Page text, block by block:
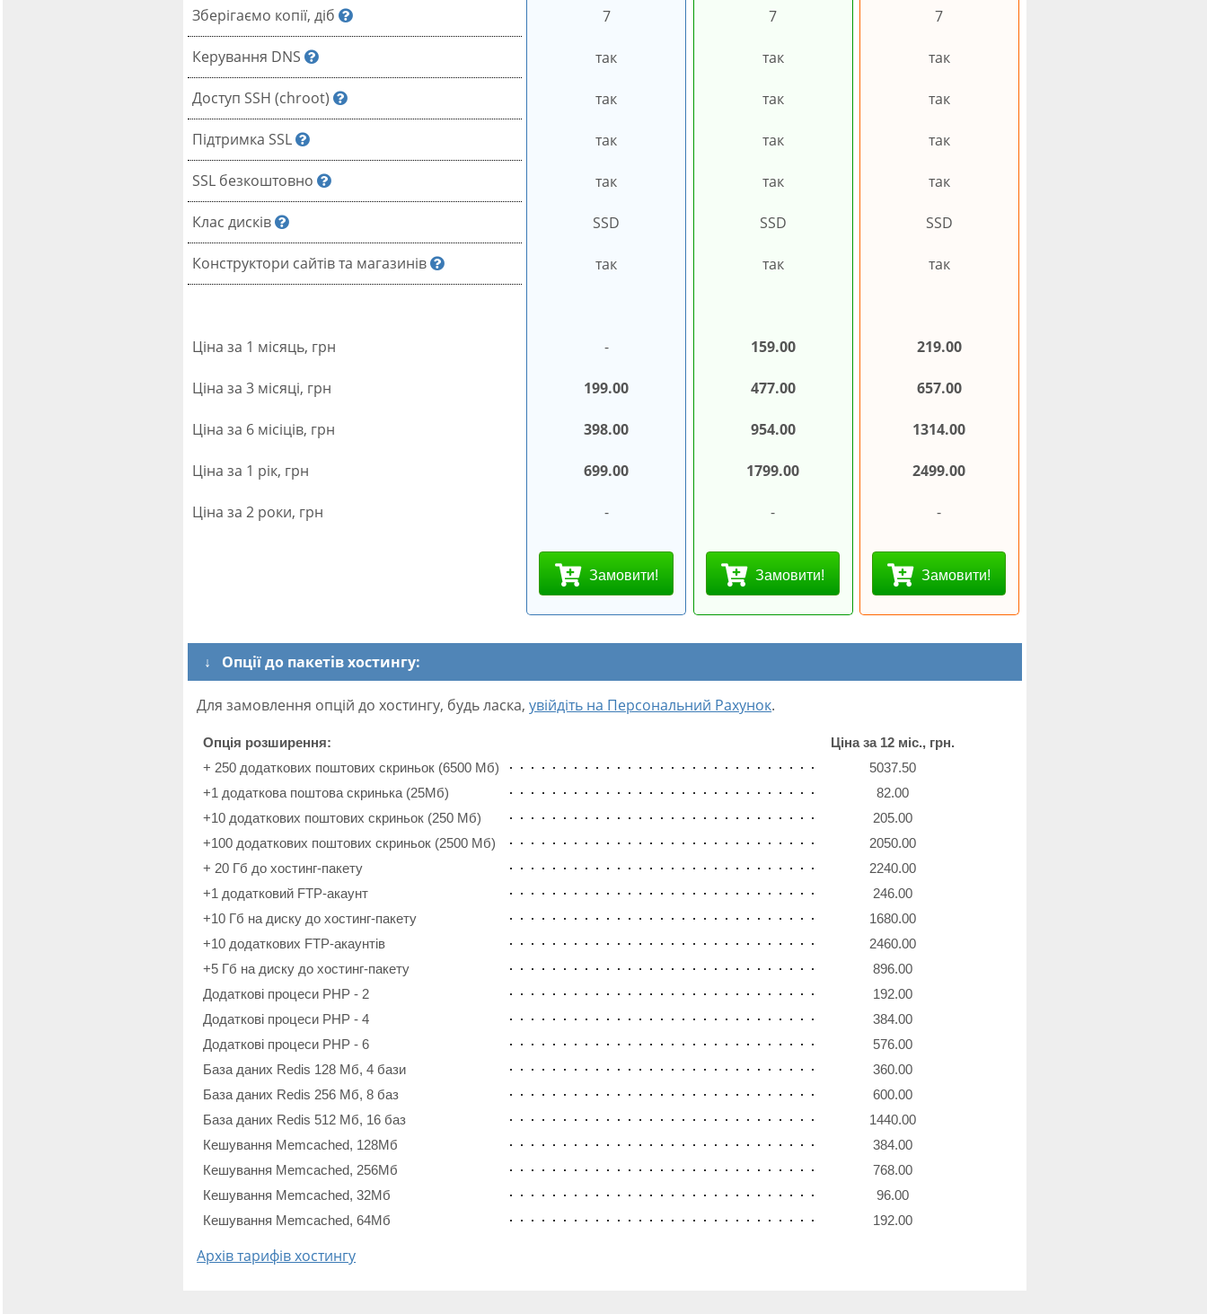
Зберігаємо копії, діб 7 7 7
Керування DNS так так так
Доступ SSH (chroot) так так так
Підтримка SSL так так так
SSL безкоштовно так так так
Клас дисків SSD SSD SSD
Конструктори сайтів та магазинів так так так
Ціна за 1 місяць, грн - 159.00 219.00
Ціна за 3 місяці, грн 199.00 477.00 657.00
Ціна за 6 місіців, грн 398.00 954.00 1314.00
Ціна за 1 рік, грн 699.00 1799.00 2499.00
Ціна за 2 роки, грн - - -
Замовити! Замовити! Замовити!
↓ Опції до пакетів хостингу:
Для замовлення опцій до хостингу, будь ласка,увійдіть на Персональний Рахунок.
Опція розширення:
Ціна за 12 міс., грн.
+ 250 додаткових поштових скриньок (6500 Мб)
5037.50
+1 додаткова поштова скринька (25Мб)
82.00
+10 додаткових поштових скриньок (250 Мб)
205.00
+100 додаткових поштових скриньок (2500 Мб)
2050.00
+ 20 Гб до хостинг-пакету
2240.00
+1 додатковий FTP-акаунт
246.00
+10 Гб на диску до хостинг-пакету
1680.00
+10 додаткових FTP-акаунтiв
2460.00
+5 Гб на диску до хостинг-пакету
896.00
Додаткові процеси PHP - 2
192.00
Додаткові процеси PHP - 4
384.00
Додаткові процеси PHP - 6
576.00
База даних Redis 128 Мб, 4 бази
360.00
База даних Redis 256 Мб, 8 баз
600.00
База даних Redis 512 Мб, 16 баз
1440.00
Кешування Memcached, 128Мб
384.00
Кешування Memcached, 256Мб
768.00
Кешування Memcached, 32Мб
96.00
Кешування Memcached, 64Мб
192.00
Архів тарифів хостингу